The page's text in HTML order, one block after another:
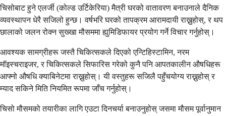
चिसोबाट हुने एलर्जी (कोल्ड उर्टिकेरिया) मैत्री घरको वातावरण बनाउनाले दैनिक
व्यवस्थापन धेरै सजिलो हुन्छ। वर्षभरि घरको तापक्रम आरामदायी राख्नुहोस्, र थप
छालाको जलन रोक्न सुख्खा मौसममा ह्युमिडिफायर प्रयोग गर्ने विचार गर्नुहोस्।
आवश्यक सामग्रीहरू जस्तै चिकित्सकले दिएको एन्टिहिस्टामिन, नरम
मॉइस्चराइजर, र चिकित्सकले सिफारिस गरेको कुनै पनि आपतकालीन औषधिहरू
आफ्नो औषधि क्याबिनेटमा राख्नुहोस्। यी वस्तुहरू सजिलै पहुँचयोग्य राख्नुहोस् र
म्याद सकिने मिति नियमित रूपमा जाँच गर्नुहोस्।
चिसो मौसमको तयारीका लागि एउटा दिनचर्या बनाउनुहोस् जसमा मौसम पूर्वानुमान